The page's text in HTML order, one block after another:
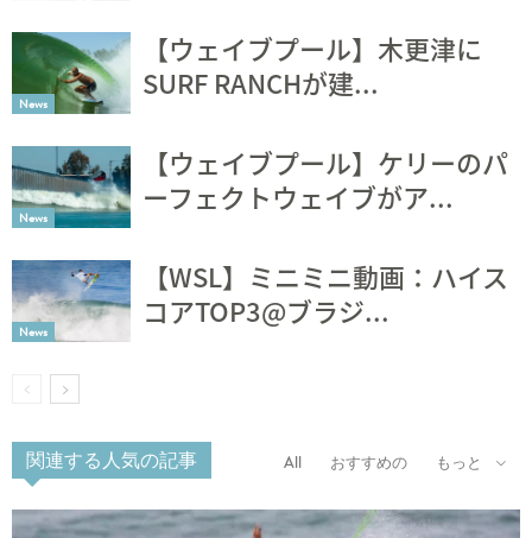
News
【ウェイブプール】木更津に
SURF RANCHが建...
News
【ウェイブプール】ケリーのパ
ーフェクトウェイブがア...
News
【WSL】ミニミニ動画：ハイス
コアTOP3@ブラジ...
関連する人気の記事 All おすすめの もっと